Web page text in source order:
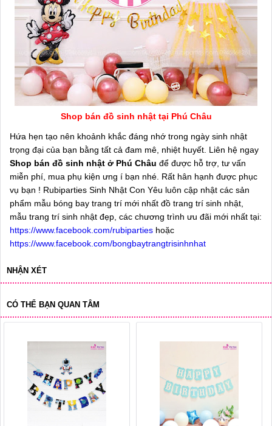
Shop bán đồ sinh nhật tại Phú Châu
Hứa hẹn tạo nên khoảnh khắc đáng nhớ trong ngày sinh nhật
trọng đại của bạn bằng tất cả đam mê, nhiệt huyết. Liên hệ ngay
Shop bán đồ sinh nhật ở Phú Châu để được hỗ trợ, tư vấn
miễn phí, mua phụ kiện ưng í bạn nhé. Rất hân hạnh được phục
vụ bạn ! Rubiparties Sinh Nhật Con Yêu luôn cập nhật các sản
phẩm mẫu bóng bay trang trí mới nhất đồ trang trí sinh nhật,
mẫu trang trí sinh nhật đẹp, các chương trình ưu đãi mới nhất tại:
https://www.facebook.com/rubiparties hoặc
https://www.facebook.com/bongbaytrangtrisinhnhat
NHẬN XÉT
CÓ THỂ BẠN QUAN TÂM